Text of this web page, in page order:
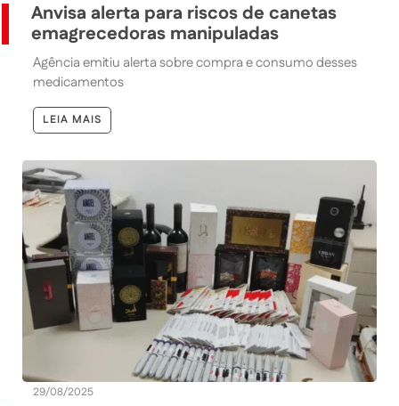
Anvisa alerta para riscos de canetas
emagrecedoras manipuladas
Agência emitiu alerta sobre compra e consumo desses
medicamentos
LEIA MAIS
29/08/2025